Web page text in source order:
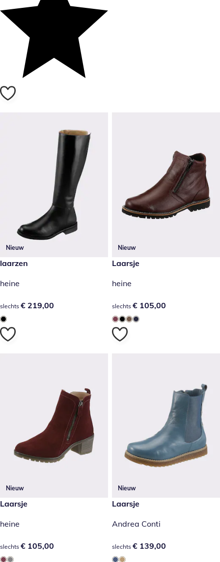
Nieuw
€ 219,00
laarzen
heine
€ 219,00
slechts € 219,00
Nieuw
€ 105,00
Laarsje
heine
€ 105,00
slechts € 105,00
Nieuw
€ 105,00
Laarsje
heine
€ 105,00
slechts € 105,00
Nieuw
€ 139,00
Laarsje
Andrea Conti
€ 139,00
slechts € 139,00